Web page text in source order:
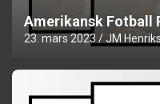
Amerikansk Fotball
23. mars 2023 JM